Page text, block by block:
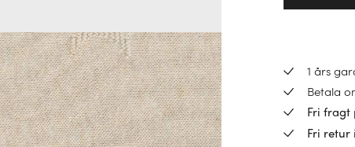
1 års
Betala
Fri fragt
Fri retur